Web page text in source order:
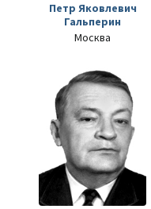
Петр Яковлевич
Гальперин
Москва